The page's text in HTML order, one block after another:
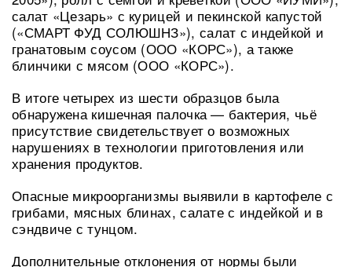
салат «Цезарь» с курицей и пекинской капустой
(«СМАРТ ФУД СОЛЮШНЗ»), салат с индейкой и
гранатовым соусом (ООО «КОРС»), а также
блинчики с мясом (ООО «КОРС»).
В итоге четырех из шести образцов была
обнаружена кишечная палочка — бактерия, чьё
присутствие свидетельствует о возможных
нарушениях в технологии приготовления или
хранения продуктов.
Опасные микроорганизмы выявили в картофеле с
грибами, мясных блинах, салате с индейкой и в
сэндвиче с тунцом.
Дополнительные отклонения от нормы были